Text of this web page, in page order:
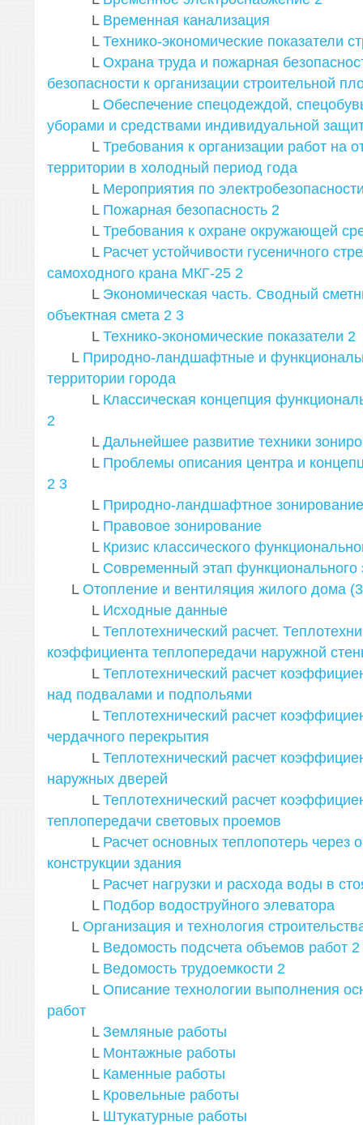
L Временная канализация
L Технико-экономические показатели
L Охрана труда и пожарная
безопасности к организации строительной
L Обеспечение спецодеждой,
уборами и средствами индивидуальной
L Требования к организации работ на
территории в холодный период года
L Мероприятия по
L Пожарная безопасность 2
L Требования к охране окружающей
L Расчет устойчивости гусеничного
самоходного крана МКГ-25 2
L Экономическая часть. Сводный
объектная смета 2 3
L Технико-экономические показатели 2
L Природно-ландшафтные и
территории города
L Классическая концепция
2
L Дальнейшее развитие техники
L Проблемы описания центра и
2 3
L Природно-ландшафтное зонирование
L Правовое зонирование
L Кризис классического
L Современный этап функционального
L Отопление и вентиляция жилого дома
L Исходные данные
L Теплотехнический расчет.
коэффициента теплопередачи наружной
L Теплотехнический расчет
над подвалами и подпольями
L Теплотехнический расчет
чердачного перекрытия
L Теплотехнический расчет
наружных дверей
L Теплотехнический расчет
теплопередачи световых проемов
L Расчет основных теплопотерь через
конструкции здания
L Расчет нагрузки и расхода воды в
L Подбор водоструйного элеватора
L Организация и технология
L Ведомость подсчета объемов работ 2
L Ведомость трудоемкости 2
L Описание технологии выполнения
работ
L Земляные работы
L Монтажные работы
L Каменные работы
L Кровельные работы
L Штукатурные работы